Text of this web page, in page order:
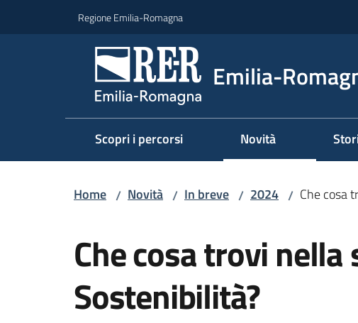
Regione Emilia-Romagna
Emilia-
Scopri i percorsi Novità
Home / Novità / In breve / 2024 / Che cosa
Che cosa trovi nella
Sostenibilità?